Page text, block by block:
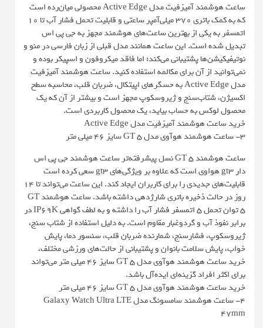
ساعت هوشمند آمیزفیت مدل Active Edge محصولی میان‌رده است
که به کمک باتری 370 میلی‌آمپر ساعتی و قابلیت تحمل فشار آب تا 10
اتمسفر به یکی از بهترین ساعت‌های هوشمند مجهز به جی پی اس
تبدیل شده است. این ساعت همانند مدل قبلی از زبان فارسی در منو و
نوتیفیکیشن‌ها پشتیبانی می‌کند؛ اما فاقد میکروفون و اسپیکر بوده و
نمی‌توانید از آن برای مکالمه استفاده کنید. ساعت هوشمند آمیزفیت
مدل Active Edge به حسگرهای اپیتکال، ضربان قلب، محاسبه سطح
اکسیژن، شتاب‌سنج و ژیروسکوپ مجهز است و بیشتر از آن که یک
محصول لوکس به حساب بیاید،‌ یک محصول کاربردی است.
خرید ساعت هوشمند آمیزفیت مدل Active Edge
3- ساعت هوشمند هوآوی مدل GT 5 سایز 46 میلی متر
ساعت هوشمند GT 5 نسل پیشرفته‌تر ساعت هوشمند جی پی اس
دار gt3 هواوی است که علاوه بر ویژگی‌های gt3 سعی کرده است
قابلیت‌های جدیدی را برای کاربران ایجاد کند. این ساعت می‌تواند تا 14
روز در حالت ذخیره باتری شارژدهی داشته باشد. ساعت هوشمند GT
5 توان تحمل 5 ‌اتمسفر فشار آب را داشته و به لطف گواهی IP69K در
برابر نفوذ آب و گردوغبار مقاوم است. به دلیل استفاده از شتاب سنج،
ژیروسکوپ، فشارسنج، شمارنده ضربان قلب، سنسور دما، پایش
خواب، پایش سلامت بانوان و پشتیبانی از حالت‌های ورزشی مختلف،
خرید ساعت هوشمند هوآوی مدل GT 5 سایز 46 میلی متر می‌تواند
برای اکثر افراد گزینه‌ای ایده‌آل باشد.
خرید ساعت هوشمند هوآوی مدل GT 5 سایز 46 میلی متر
4- ساعت هوشمند سامسونگ مدل Galaxy Watch Ultra LTE
47mm